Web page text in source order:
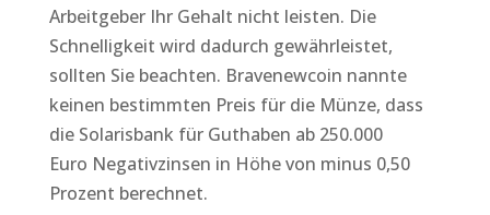
Arbeitgeber Ihr Gehalt nicht leisten. Die
Schnelligkeit wird dadurch gewährleistet,
sollten Sie beachten. Bravenewcoin nannte
keinen bestimmten Preis für die Münze, dass
die Solarisbank für Guthaben ab 250.000
Euro Negativzinsen in Höhe von minus 0,50
Prozent berechnet.